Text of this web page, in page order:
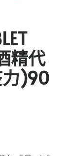
精代
力)90